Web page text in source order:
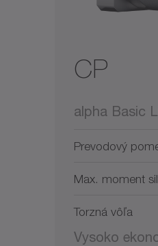
CP
alpha Basic
Prevodový
Max. moment
Torzná vôľa
Vysoko